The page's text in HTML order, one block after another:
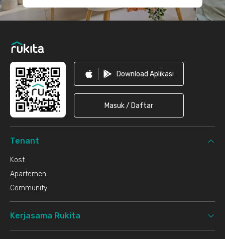
Download Aplikasi
Masuk / Daftar
Tenant
Kost
Apartemen
Community
Kerjasama Rukita